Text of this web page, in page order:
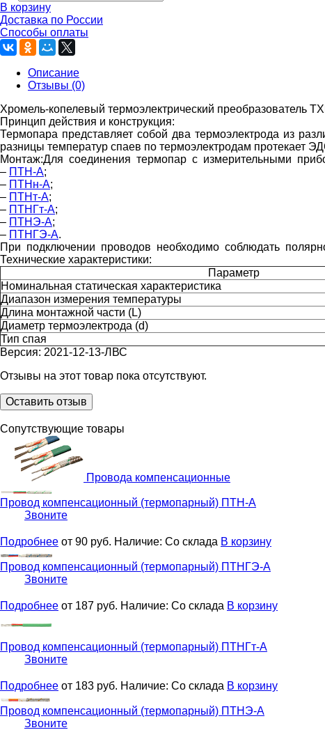
В корзину
Доставка по России
Способы оплаты
Описание
Отзывы (0)
Хромель-копелевый термоэлектрический преобразователь
Принцип действия и конструкция:
Термопара представляет собой два термоэлектрода из
разницы температур спаев по термоэлектродам протекает
Монтаж:Для соединения термопар с измерительными
– ПТН-А;
– ПТНн-А;
– ПТНт-А;
– ПТНГт-А;
– ПТНЭ-А;
– ПТНГЭ-А.
При подключении проводов необходимо соблюдать
Технические характеристики:
Параметр
Номинальная статическая характеристика
Диапазон измерения температуры
Длина монтажной части (L)
Диаметр термоэлектрода (d)
Тип спая
Версия: 2021-12-13-ЛВС
Отзывы на этот товар пока отсутствуют.
Оставить отзыв
Сопутствующие товары
Провода компенсационные
Провод компенсационный (термопарный) ПТН-А
Звоните
Подробнее от 90 руб. Наличие: Со склада В корзину
Провод компенсационный (термопарный) ПТНГЭ-А
Звоните
Подробнее от 187 руб. Наличие: Со склада В корзину
Провод компенсационный (термопарный) ПТНГт-А
Звоните
Подробнее от 183 руб. Наличие: Со склада В корзину
Провод компенсационный (термопарный) ПТНЭ-А
Звоните